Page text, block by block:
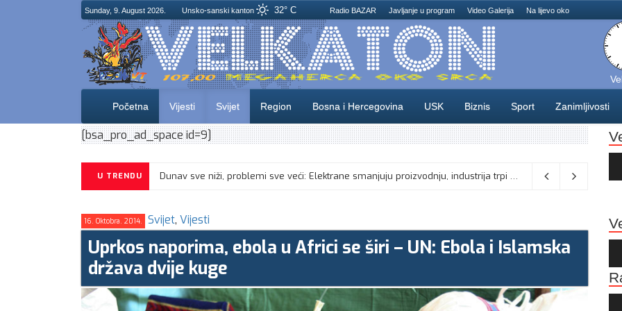
Sunday, 9. August 2026. Unsko-sanski kanton 32° C Radio BAZAR Javljanje u program Video Galerija Na lijevo oko
Početna Vijesti Svijet Region Bosna i Hercegovina USK Biznis Sport Zanimljivosti
[bsa_pro_ad_space id=9]
U TRENDU Dunav sve niži, problemi sve veći: Elektrane smanjuju proizvodnju, industrija trpi 08/08/2026
16. Oktobra. 2014. Svijet, Vijesti
Uprkos naporima, ebola u Africi se širi – UN: Ebola i Islamska
država dvije kuge